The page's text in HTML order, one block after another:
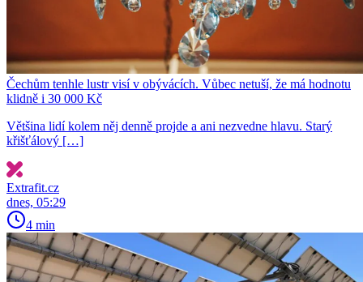
Čechům tenhle lustr visí v obývácích. Vůbec netuší, že má hodnotu
klidně i 30 000 Kč
Většina lidí kolem něj denně projde a ani nezvedne hlavu. Starý
křišťálový […]
Extrafit.cz
dnes, 05:29
4 min